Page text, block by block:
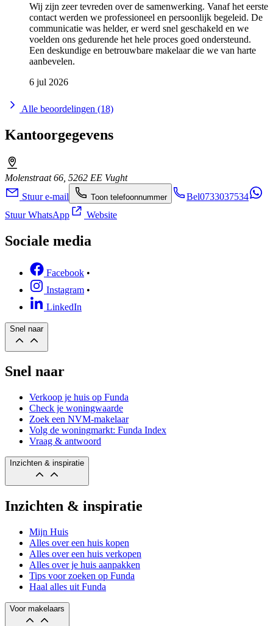
Wij zijn zeer tevreden over de samenwerking. Vanaf het eerste
contact werden we professioneel en persoonlijk begeleid. De
communicatie was helder, er werd snel geschakeld en we
voelden ons gedurende het hele proces goed ondersteund.
Een deskundige en betrouwbare makelaar die we van harte
aanbevelen.
6 jul 2026
Alle beoordelingen (18)
Kantoorgegevens
Molenstraat 66, 5262 EE Vught
Stuur e-mail
Toon telefoonnummer Bel0733037534
Stuur WhatsApp
Website
Sociale media
Facebook •
Instagram •
LinkedIn
Snel naar
Snel naar
Verkoop je huis op Funda
Check je woningwaarde
Zoek een NVM-makelaar
Volg de woningmarkt: Funda Index
Vraag & antwoord
Inzichten & inspiratie
Inzichten & inspiratie
Mijn Huis
Alles over een huis kopen
Alles over een huis verkopen
Alles over je huis aanpakken
Tips voor zoeken op Funda
Haal alles uit Funda
Voor makelaars